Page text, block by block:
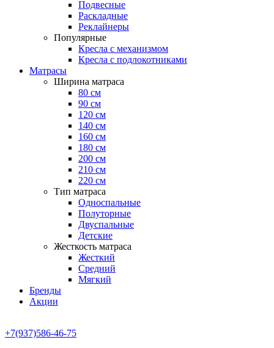
Подвесные
Раскладные
Реклайнеры
Популярные
Кресла с механизмом
Кресла с подлокотниками
Матрасы
Ширина матраса
80 см
90 см
120 см
140 см
160 см
180 см
200 см
210 см
220 см
Тип матраса
Односпальные
Полуторные
Двуспальные
Детские
Жесткость матраса
Жесткий
Средний
Мягкий
Бренды
Акции
+7(937)586-46-75